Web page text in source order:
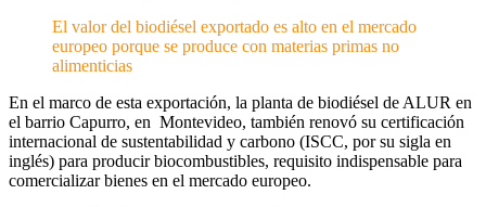
El valor del biodiésel exportado es alto en el mercado
europeo porque se produce con materias primas no
alimenticias
En el marco de esta exportación, la planta de biodiésel de ALUR en
el barrio Capurro, en Montevideo, también renovó su certificación
internacional de sustentabilidad y carbono (ISCC, por su sigla en
inglés) para producir biocombustibles, requisito indispensable para
comercializar bienes en el mercado europeo.